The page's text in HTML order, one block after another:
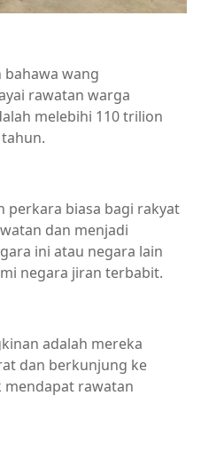
wang
rawatan warga
melebihi 110 trilion
perkara biasa bagi rakyat
dan menjadi
ini atau negara lain
negara jiran terbabit.
adalah mereka
dan berkunjung ke
mendapat rawatan